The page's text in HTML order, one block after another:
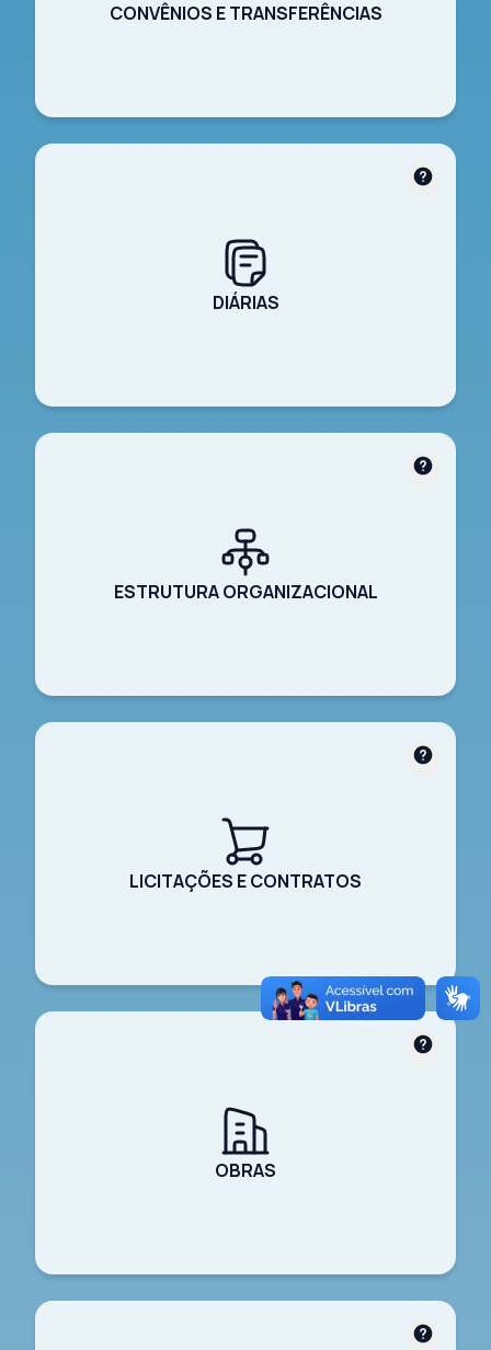
CONVÊNIOS E TRANSFERÊNCIAS
DIÁRIAS
ESTRUTURA ORGANIZACIONAL
LICITAÇÕES E CONTRATOS
OBRAS